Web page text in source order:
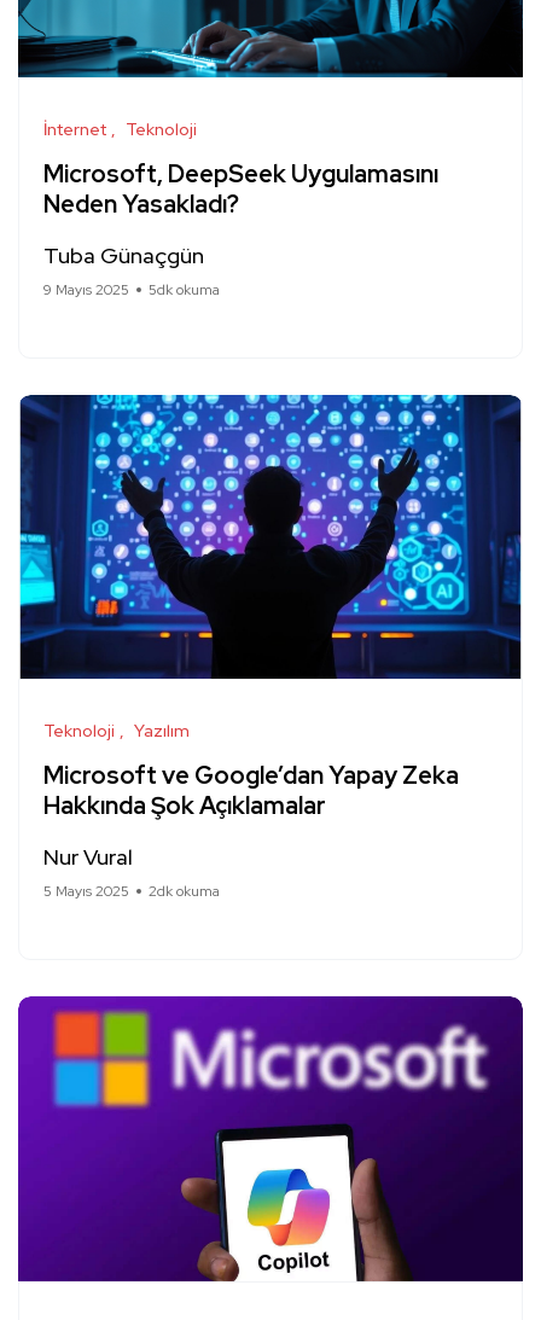
İnternet Teknoloji
Microsoft, DeepSeek Uygulamasını
Neden Yasakladı?
Tuba Günaçgün
9 Mayıs 2025 5dk okuma
Teknoloji Yazılım
Microsoft ve Google’dan Yapay Zeka
Hakkında Şok Açıklamalar
Nur Vural
5 Mayıs 2025 2dk okuma